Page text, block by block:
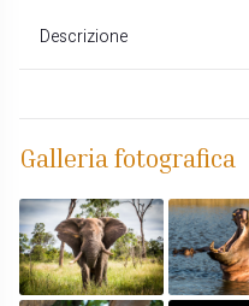
Descrizione
Galleria fotografica